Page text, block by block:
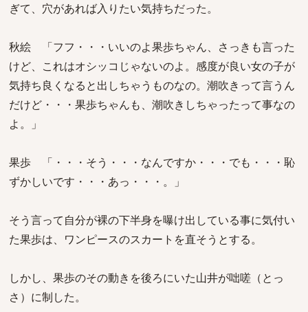
ぎて、穴があれば入りたい気持ちだった。
秋絵 「フフ・・・いいのよ果歩ちゃん、さっきも言った
けど、これはオシッコじゃないのよ。感度が良い女の子が
気持ち良くなると出しちゃうものなの。潮吹きって言うん
だけど・・・果歩ちゃんも、潮吹きしちゃったって事なの
よ。」
果歩 「・・・そう・・・なんですか・・・でも・・・恥
ずかしいです・・・あっ・・・。」
そう言って自分が裸の下半身を曝け出している事に気付い
た果歩は、ワンピースのスカートを直そうとする。
しかし、果歩のその動きを後ろにいた山井が咄嗟（とっ
さ）に制した。